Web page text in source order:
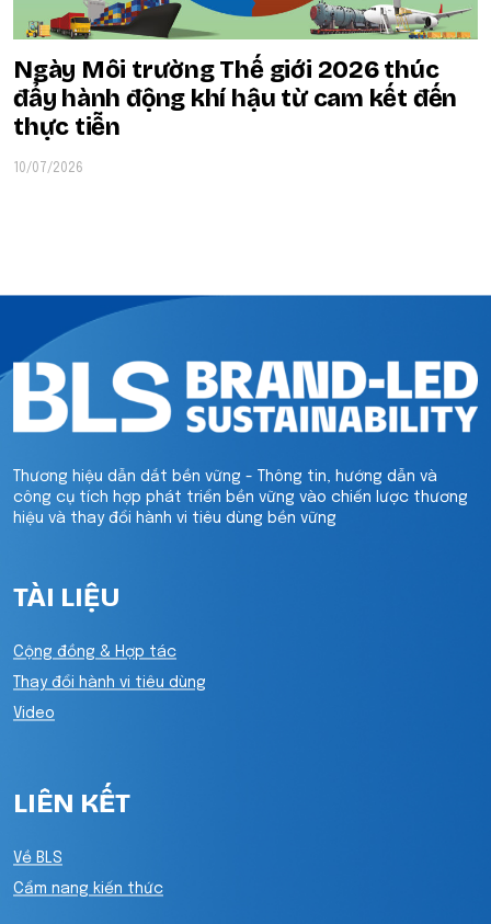
Ngày Môi trường Thế giới 2026 thúc
đẩy hành động khí hậu từ cam kết đến
thực tiễn
10/07/2026
Thương hiệu dẫn dắt bền vững - Thông tin, hướng dẫn và
công cụ tích hợp phát triển bền vững vào chiến lược thương
hiệu và thay đổi hành vi tiêu dùng bền vững
TÀI LIỆU
Cộng đồng & Hợp tác
Thay đổi hành vi tiêu dùng
Video
LIÊN KẾT
Về BLS
Cẩm nang kiến thức